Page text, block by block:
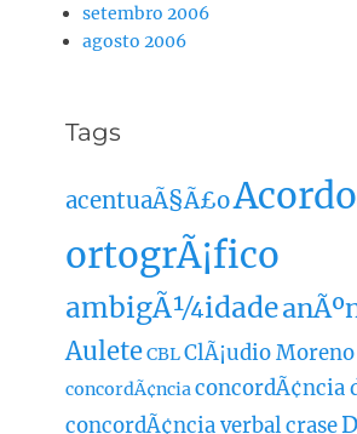
setembro 2006
agosto 2006
Tags
acentuaÃ§Ã£oAcordo
ortogrÃ¡fico
ambigÃ¼idade
AuleteCBLClÃ¡udio Moreno
concordÃ¢nciaconcordÃ¢ncia
concordÃ¢ncia verbalcrase